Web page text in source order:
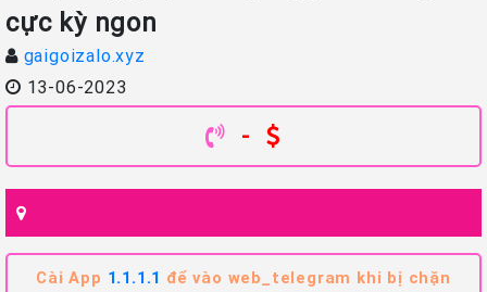
cực kỳ ngon
gaigoizalo.xyz
13-06-2023
-
Cài App 1.1.1.1 để vào web_telegram khi bị chặn